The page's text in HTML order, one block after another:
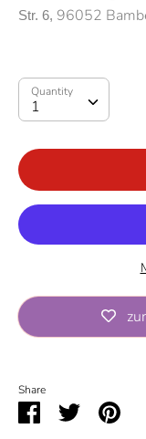
Str. 6, 96052
Quantity
1
Quantity
Usually ready in 2
View store
Share
ShareSharePin